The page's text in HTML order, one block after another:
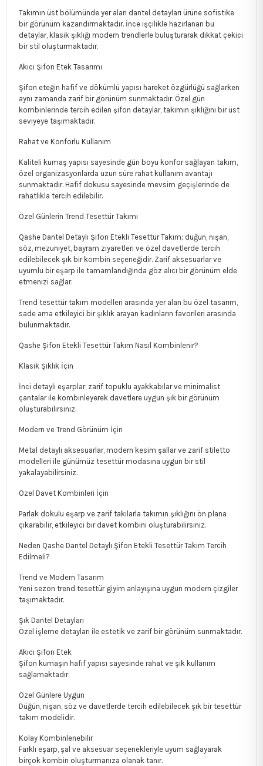
Takımın üst bölümünde yer alan dantel detayları ürüne sofistike
bir görünüm kazandırmaktadır. İnce işçilikle hazırlanan bu
detaylar, klasik şıklığı modern trendlerle buluşturarak dikkat çekici
bir stil oluşturmaktadır.
Akıcı Şifon Etek Tasarımı
Şifon eteğin hafif ve dökümlü yapısı hareket özgürlüğü sağlarken
aynı zamanda zarif bir görünüm sunmaktadır. Özel gün
kombinlerinde tercih edilen şifon detaylar, takımın şıklığını bir üst
seviyeye taşımaktadır.
Rahat ve Konforlu Kullanım
Kaliteli kumaş yapısı sayesinde gün boyu konfor sağlayan takım,
özel organizasyonlarda uzun süre rahat kullanım avantajı
sunmaktadır. Hafif dokusu sayesinde mevsim geçişlerinde de
rahatlıkla tercih edilebilir.
Özel Günlerin Trend Tesettür Takımı
Qashe Dantel Detaylı Şifon Etekli Tesettür Takım; düğün, nişan,
söz, mezuniyet, bayram ziyaretleri ve özel davetlerde tercih
edilebilecek şık bir kombin seçeneğidir. Zarif aksesuarlar ve
uyumlu bir eşarp ile tamamlandığında göz alıcı bir görünüm elde
etmenizi sağlar.
Trend tesettür takım modelleri arasında yer alan bu özel tasarım,
sade ama etkileyici bir şıklık arayan kadınların favorileri arasında
bulunmaktadır.
Qashe Şifon Etekli Tesettür Takım Nasıl Kombinlenir?
Klasik Şıklık İçin
İnci detaylı eşarplar, zarif topuklu ayakkabılar ve minimalist
çantalar ile kombinleyerek davetlere uygun şık bir görünüm
oluşturabilirsiniz.
Modern ve Trend Görünüm İçin
Metal detaylı aksesuarlar, modern kesim şallar ve zarif stiletto
modelleri ile günümüz tesettür modasına uygun bir stil
yakalayabilirsiniz.
Özel Davet Kombinleri İçin
Parlak dokulu eşarp ve zarif takılarla takımın şıklığını ön plana
çıkarabilir, etkileyici bir davet kombini oluşturabilirsiniz.
Neden Qashe Dantel Detaylı Şifon Etekli Tesettür Takım Tercih
Edilmeli?
Trend ve Modern Tasarım
Yeni sezon trend tesettür giyim anlayışına uygun modern çizgiler
taşımaktadır.
Şık Dantel Detayları
Özel işleme detayları ile estetik ve zarif bir görünüm sunmaktadır.
Akıcı Şifon Etek
Şifon kumaşın hafif yapısı sayesinde rahat ve şık kullanım
sağlamaktadır.
Özel Günlere Uygun
Düğün, nişan, söz ve davetlerde tercih edilebilecek şık bir tesettür
takım modelidir.
Kolay Kombinlenebilir
Farklı eşarp, şal ve aksesuar seçenekleriyle uyum sağlayarak
birçok kombin oluşturmanıza olanak tanır.